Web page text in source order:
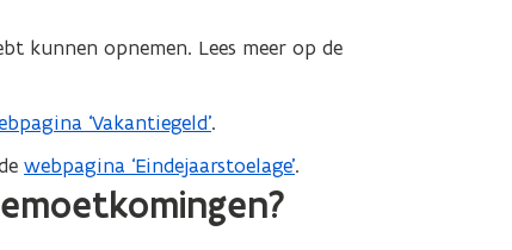
kunnen opnemen. Lees meer op de
‘Vakantiegeld’.
webpagina ‘Eindejaarstoelage’.